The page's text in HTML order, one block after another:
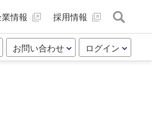
業情報 採用情報
お問い合わせ ログイン